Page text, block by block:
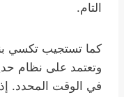
التام.
كما تستجيب تكسي
وتعتمد على نظام
في الوقت المحدد.